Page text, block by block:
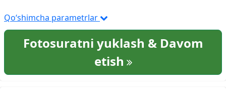
Qo‘shimcha parametrlar
Fotosuratni yuklash & Davom
etish